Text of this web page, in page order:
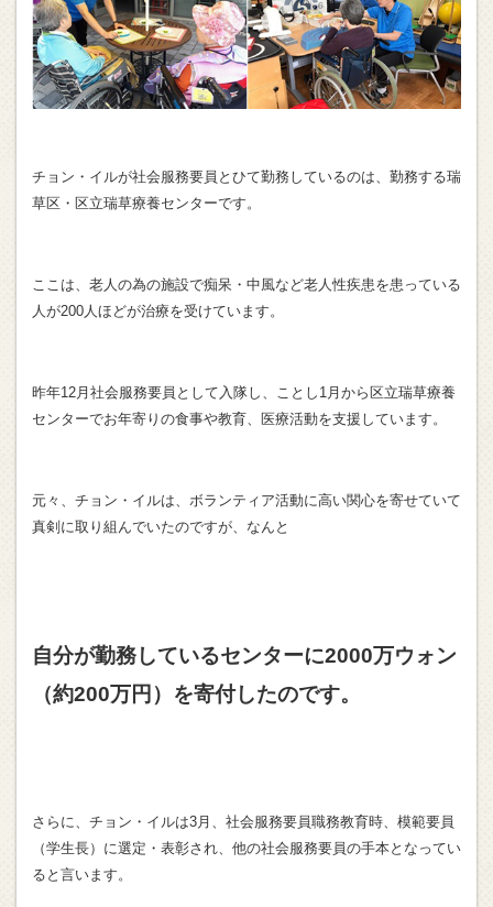
チョン・イルが社会服務要員とひて勤務しているのは、勤務する瑞
草区・区立瑞草療養センターです。
ここは、老人の為の施設で痴呆・中風など老人性疾患を患っている
人が200人ほどが治療を受けています。
昨年12月社会服務要員として入隊し、ことし1月から区立瑞草療養
センターでお年寄りの食事や教育、医療活動を支援しています。
元々、チョン・イルは、ボランティア活動に高い関心を寄せていて
真剣に取り組んでいたのですが、なんと
自分が勤務しているセンターに2000万ウォン
（約200万円）を寄付したのです。
さらに、チョン・イルは3月、社会服務要員職務教育時、模範要員
（学生長）に選定・表彰され、他の社会服務要員の手本となってい
ると言います。